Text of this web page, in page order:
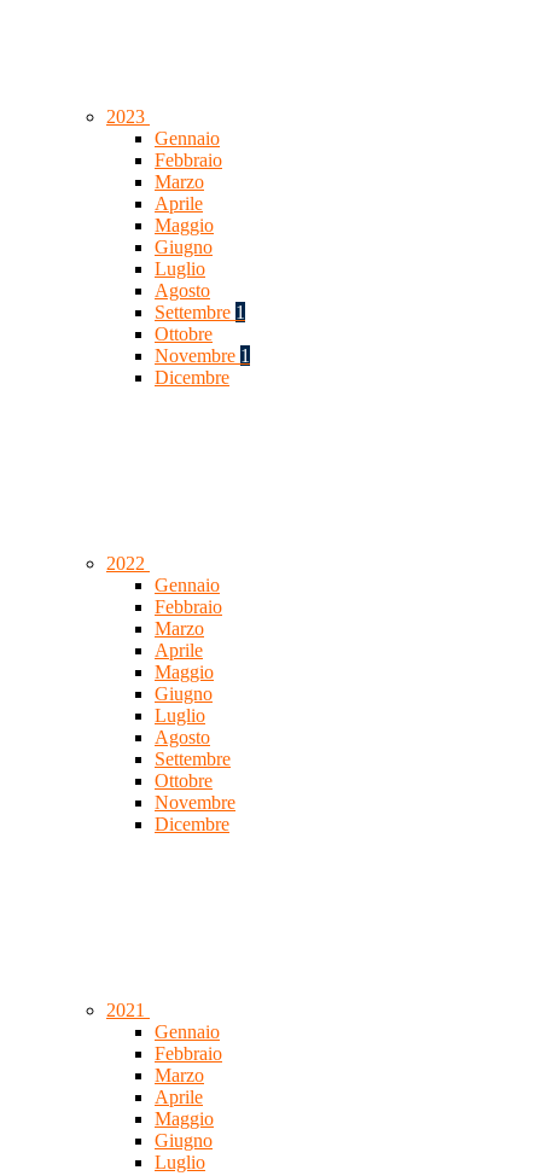
2023
Gennaio
Febbraio
Marzo
Aprile
Maggio
Giugno
Luglio
Agosto
Settembre 1
Ottobre
Novembre 1
Dicembre
2022
Gennaio
Febbraio
Marzo
Aprile
Maggio
Giugno
Luglio
Agosto
Settembre
Ottobre
Novembre
Dicembre
2021
Gennaio
Febbraio
Marzo
Aprile
Maggio
Giugno
Luglio